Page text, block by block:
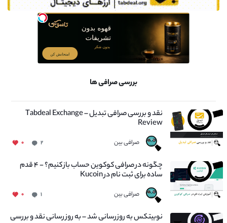
بررسی صرافی ها
نقد و بررسی صرافی تبدیل – Tabdeal Exchange
Review
صرافی بین ۲ ۰
چگونه در صرافی کوکوین حساب باز کنیم؟ - ۴ قدم
ساده برای ثبت نام در Kucoin
صرافی بین ۱ ۰
نوبیتکس به روزرسانی شد – به روز رسانی نقد و بررسی